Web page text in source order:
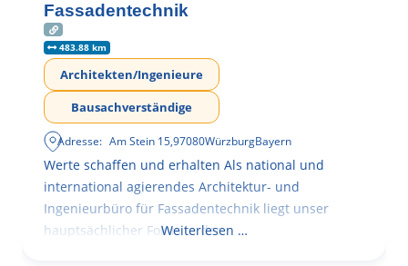
Fassadentechnik
483.88 km
Architekten/Ingenieure
Bausachverständige
Adresse: Am Stein 15,97080WürzburgBayern
Werte schaffen und erhalten Als national und
international agierendes Architektur- und
Ingenieurbüro für Fassadentechnik liegt unser
hauptsächlicher Fokus in der
Weiterlesen …